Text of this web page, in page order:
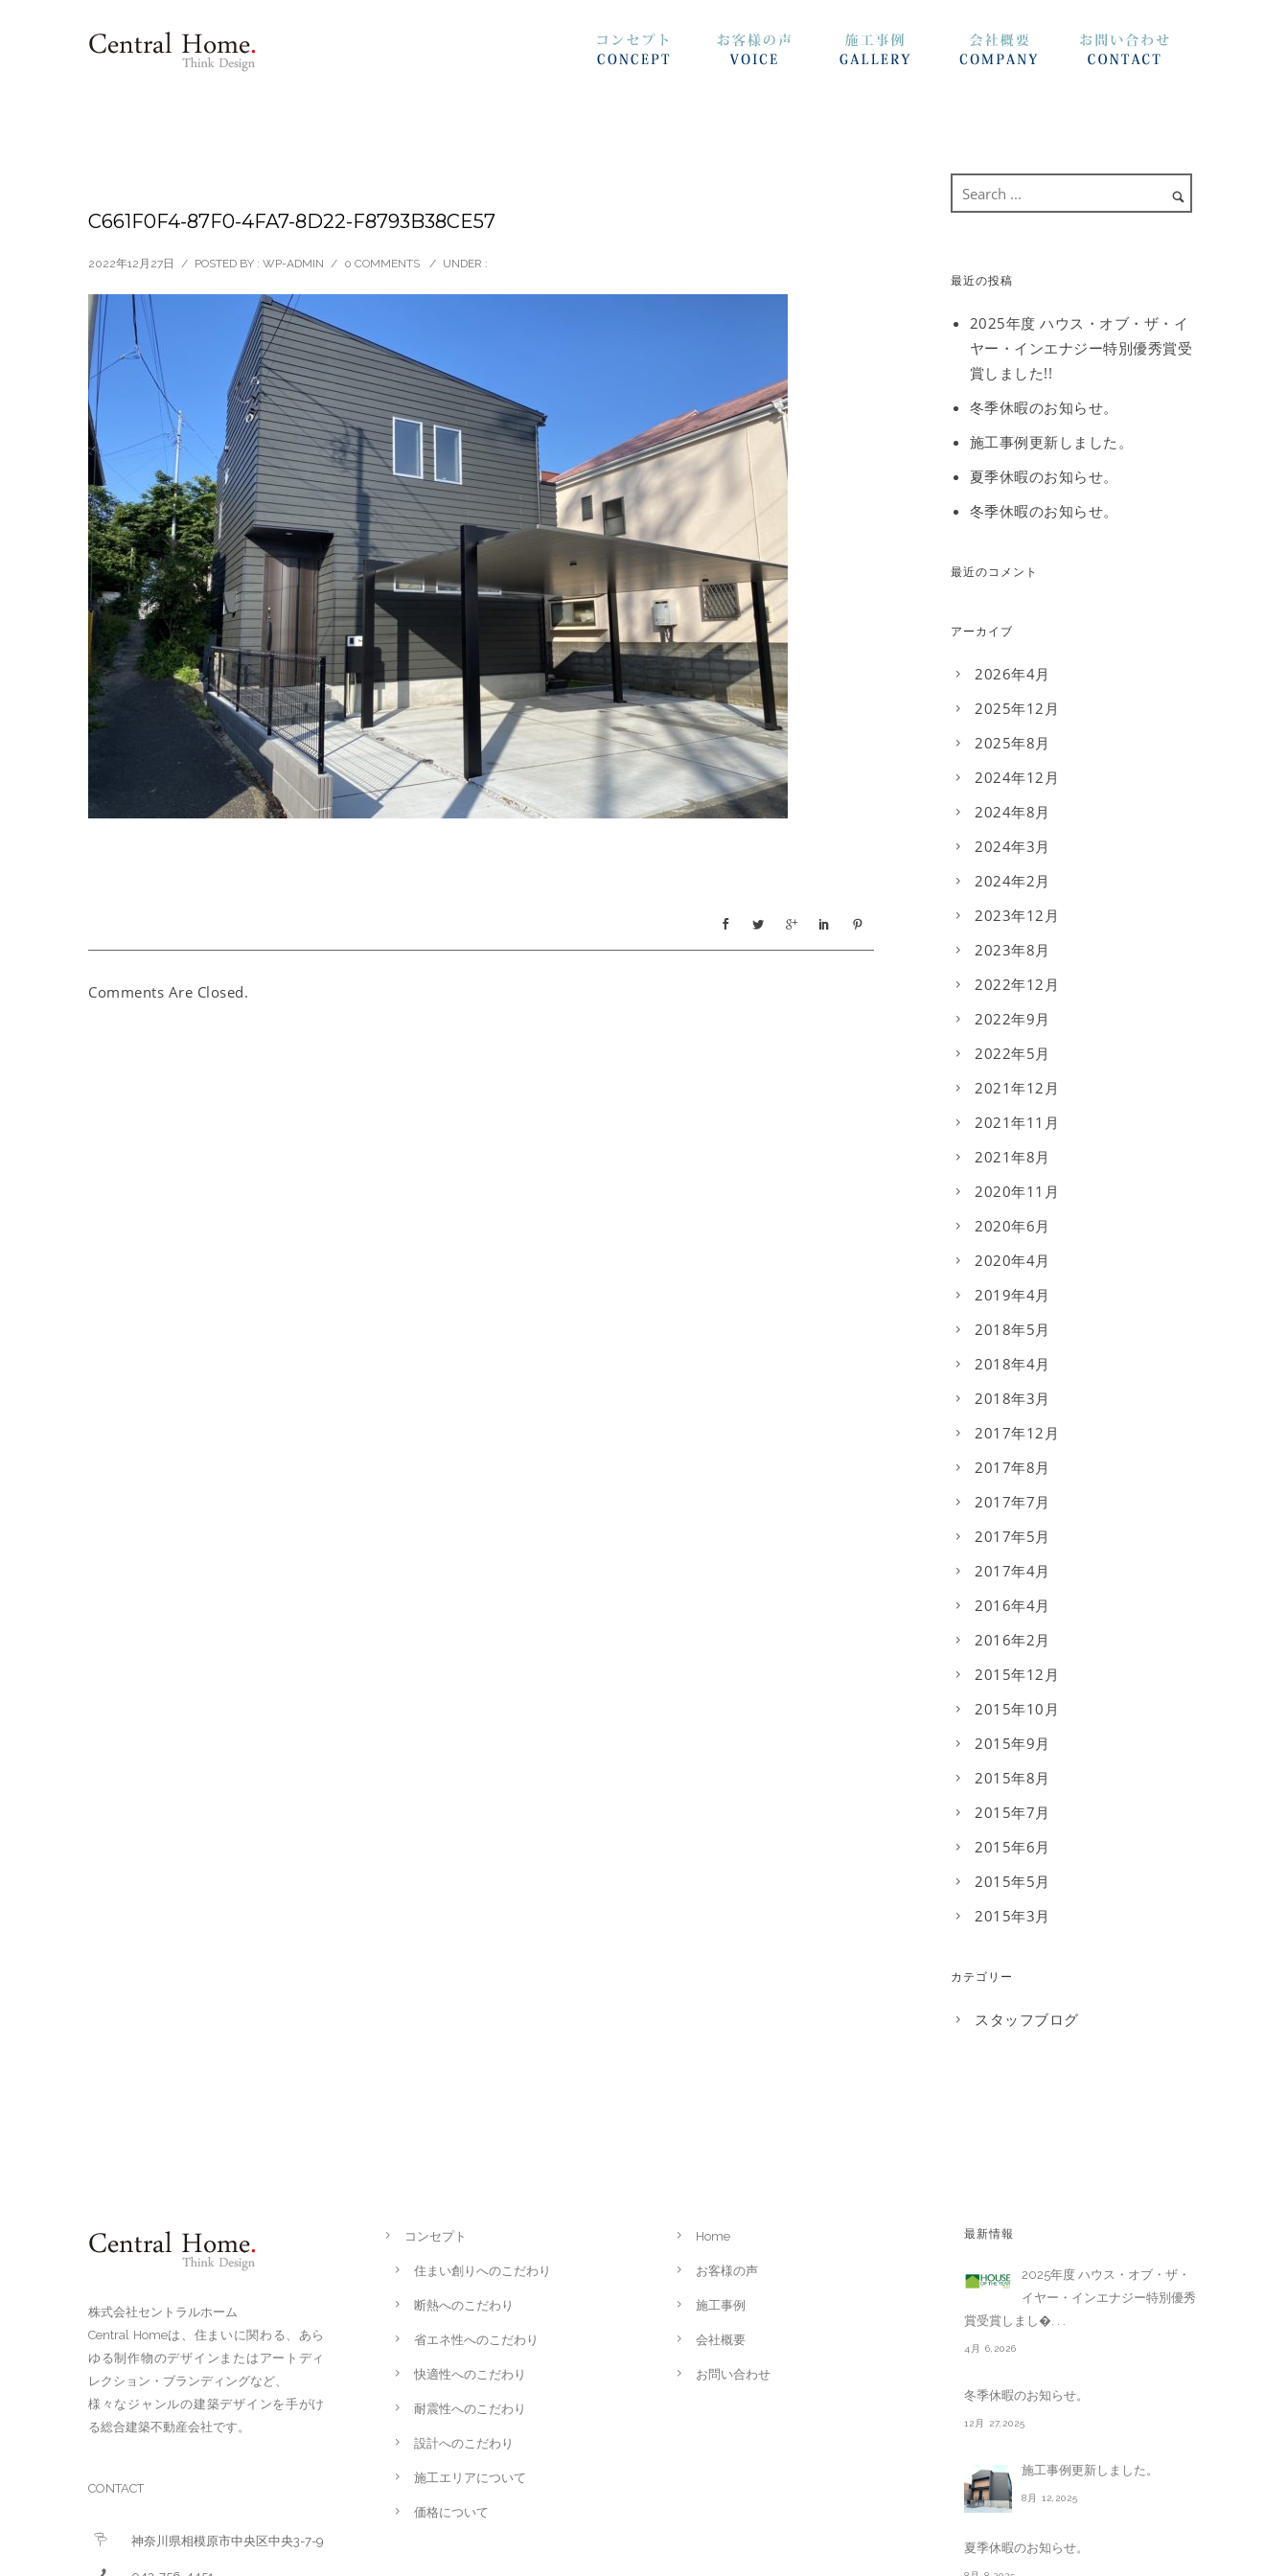
C661F0F4-87F0-4FA7-8D22-F8793B38CE57
2022年12月27日 / POSTED BY : WP-ADMIN / 0 COMMENTS / UNDER :
Comments Are Closed.
最近の投稿
2025年度 ハウス・オブ・ザ・イ
ヤー・インエナジー特別優秀賞受
賞しました!!
冬季休暇のお知らせ。
施工事例更新しました。
夏季休暇のお知らせ。
冬季休暇のお知らせ。
最近のコメント
アーカイブ
2026年4月
2025年12月
2025年8月
2024年12月
2024年8月
2024年3月
2024年2月
2023年12月
2023年8月
2022年12月
2022年9月
2022年5月
2021年12月
2021年11月
2021年8月
2020年11月
2020年6月
2020年4月
2019年4月
2018年5月
2018年4月
2018年3月
2017年12月
2017年8月
2017年7月
2017年5月
2017年4月
2016年4月
2016年2月
2015年12月
2015年10月
2015年9月
2015年8月
2015年7月
2015年6月
2015年5月
2015年3月
カテゴリー
スタッフブログ
株式会社セントラルホーム
Central Homeは、住まいに関わる、あら
ゆる制作物のデザインまたはアートディ
レクション・ブランディングなど、
様々なジャンルの建築デザインを手がけ
る総合建築不動産会社です。
CONTACT
神奈川県相模原市中央区中央3-7-9
コンセプト
住まい創りへのこだわり
断熱へのこだわり
省エネ性へのこだわり
快適性へのこだわり
耐震性へのこだわり
設計へのこだわり
施工エリアについて
価格について
Home
お客様の声
施工事例
会社概要
お問い合わせ
最新情報
2025年度 ハウス・オブ・ザ・
イヤー・インエナジー特別優秀
賞受賞しまし�. . .
4月 6,2026
冬季休暇のお知らせ。
12月 27,2025
施工事例更新しました。
8月 12,2025
夏季休暇のお知らせ。